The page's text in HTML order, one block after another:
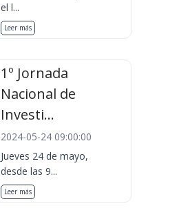
el l...
Leer más
1º Jornada
Nacional de
Investi...
2024-05-24 09:00:00
Jueves 24 de mayo,
desde las 9...
Leer más